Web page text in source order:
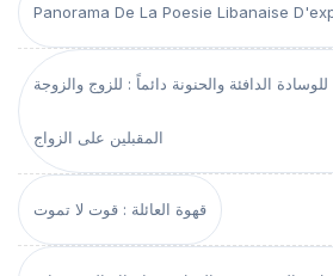
Panorama De La Poesie Libanaise
الدافئة والحنونة دائماً : للزوج والزوجة
المقبلين على الزواج
قهوة العائلة : قوت لا تموت